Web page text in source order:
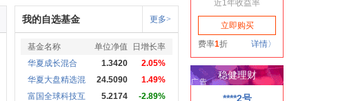
我的自选基金 更多>
基金名称 单位净值
日增长率
华夏成长混合
1.3420
2.05%
华夏大盘精选混
24.5090
1.49%
富国全球科技互
5.2174
-2.89%